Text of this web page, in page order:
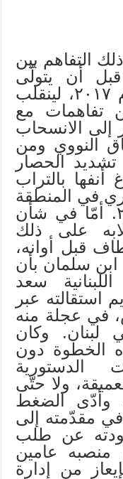
التفاهم بين
قبل أن يتولّى
ترامب السلطة مطلع عام ٢٠١٧، لينقلب
تفاهمات مع
إلى الانسحاب
النووي ومن
تشديد الحصار
أنفها بالتراب
في المنطقة
قاسم سليماني سنة ٢٠٢٠. أمّا في شأن
على ذلك
قبل أوانه،
ابن سلمان بأن
سعد
استقالته عبر
في عجلة منه
وكان
الخطوة دون
الدستورية
ولا حتّى
وأدّى الضغط
مقدّمته إلى
عن طلب
منصبه عامين
من إدارة